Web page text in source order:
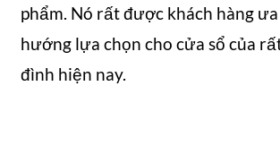
phẩm. Nó rất được khách hàng
hướng lựa chọn cho cửa sổ của
đình hiện nay.